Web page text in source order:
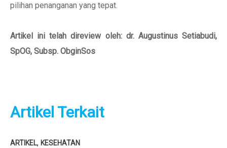
pilihan penanganan yang tepat.
Artikel ini telah direview oleh: dr. Augustinus Setiabudi,
SpOG, Subsp. ObginSos
Artikel Terkait
ARTIKEL, KESEHATAN